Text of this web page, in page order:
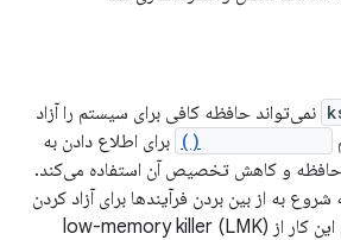
نمی‌تواند حافظه کافی برای سیستم را آزاد
برای اطلاع دادن به
حافظه و کاهش تخصیص آن استفاده می‌کند.
به از بین بردن فرآیندها برای آزاد کردن
حافظه می‌کند. برای انجام این کار از low-memory killer (LMK)